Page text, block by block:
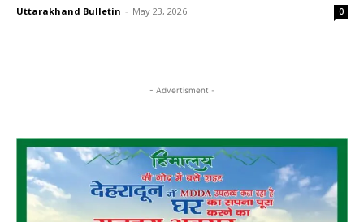
Uttarakhand Bulletin - May 23, 2026 0
- Advertisment -